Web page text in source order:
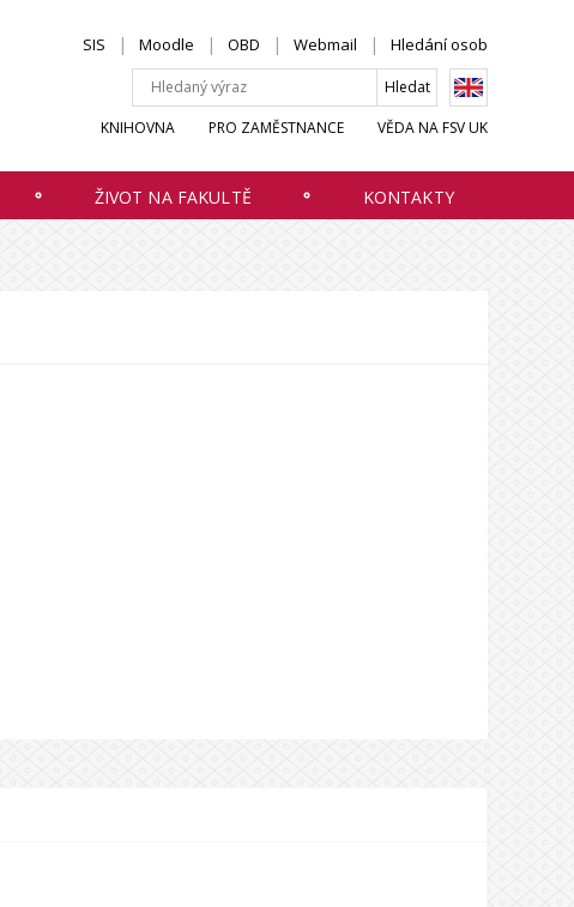
SIS Moodle OBD Webmail Hledání osob
KNIHOVNA PRO ZAMĚSTNANCE VĚDA NA FSV UK
ŽIVOT NA FAKULTĚ KONTAKTY